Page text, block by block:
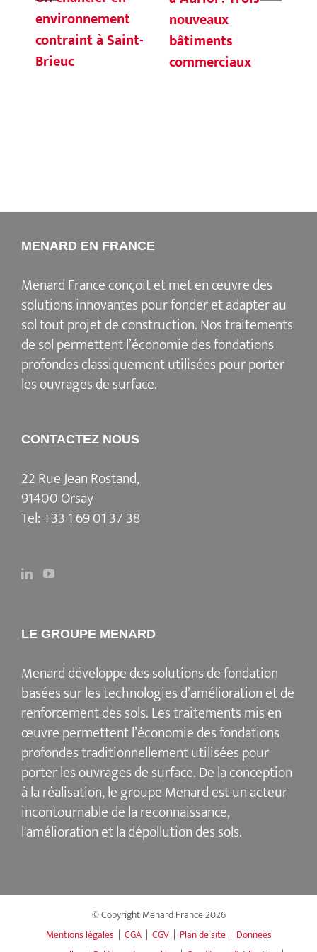
environnement
contraint à Saint-
Brieuc
nouveaux
bâtiments
commerciaux
MENARD EN FRANCE
Menard France conçoit et met en œuvre des
solutions innovantes pour fonder et adapter au
sol tout projet de construction. Nos traitements
de sol permettent l’économie des fondations
profondes classiquement utilisées pour porter
les ouvrages de surface.
CONTACTEZ NOUS
22 Rue Jean Rostand,
91400 Orsay
Tel:+33 1 69 01 37 38
LE GROUPE MENARD
Menarddéveloppe des solutions de fondation
basées sur lestechnologies d’amélioration et de
renforcement des sols. Les traitements mis en
œuvre permettent l’économie des fondations
profondes traditionnellement utilisées pour
porter les ouvrages de surface. De la conception
à la réalisation, le groupe Menard est un acteur
incontournable de la reconnaissance,
l'amélioration et la dépollution des sols.
© Copyright Menard France2026
Mentions légales | CGA| CGV| Plan de site| Données